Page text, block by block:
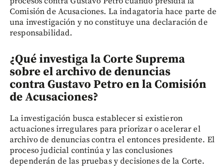
Comisión de Acusaciones. La indagatoria hace parte de
una investigación y no constituye una declaración de
responsabilidad.
¿Qué investiga la Corte Suprema
sobre el archivo de denuncias
contra Gustavo Petro en la Comisión
de Acusaciones?
La investigación busca establecer si existieron
actuaciones irregulares para priorizar o acelerar el
archivo de denuncias contra el entonces presidente. El
proceso judicial continúa y las conclusiones
dependerán de las pruebas y decisiones de la Corte.